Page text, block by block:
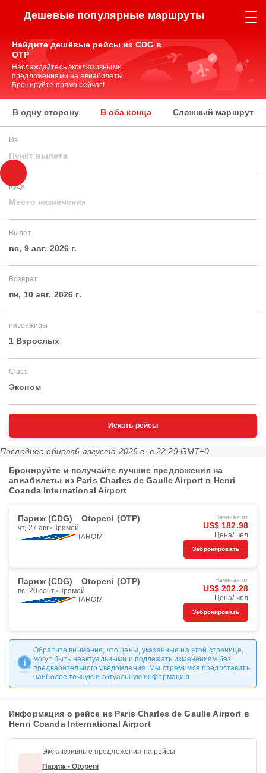
Дешевые популярные маршруты
Найдите дешёвые рейсы из CDG в
OTP
Наслаждайтесь эксклюзивными
предложениями на авиабилеты.
Бронируйте прямо сейчас!
В одну сторону В оба конца Сложный маршрут
Из
Пункт вылета
Куда
Место назначения
Вылет
вс, 9 авг. 2026 г.
Возврат
пн, 10 авг. 2026 г.
пассажиры
1 Взрослых
Class
Эконом
Искать рейсы
Последнее обновл6 августа 2026 г. в 22:29 GMT+0
Бронируйте и получайте лучшие предложения на
авиабилеты из Paris Charles de Gaulle Airport в Henri
Coanda International Airport
Париж (CDG) Otopeni (OTP)
чт, 27 авг. Прямой
TAROM
Начиная от
US$ 182.98
Цена/ чел
Забронировать
Париж (CDG) Otopeni (OTP)
вс, 20 сент. Прямой
TAROM
Начиная от
US$ 202.28
Цена/ чел
Забронировать
Обратите внимание, что цены, указанные на этой странице,
могут быть неактуальными и подлежать изменениям без
предварительного уведомления. Мы стремимся предоставить
наиболее точную и актуальную информацию.
Информация о рейсе из Paris Charles de Gaulle Airport в
Henri Coanda International Airport
Эксклюзивные предложения на рейсы
Париж - Otopeni